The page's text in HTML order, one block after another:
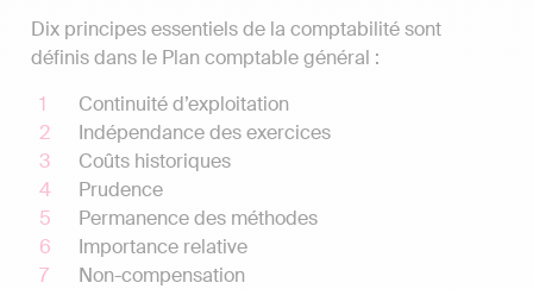
Dix principes essentiels de la comptabilité sont
définis dans le Plan comptable général :
Continuité d’exploitation
Indépendance des exercices
Coûts historiques
Prudence
Permanence des méthodes
Importance relative
Non-compensation